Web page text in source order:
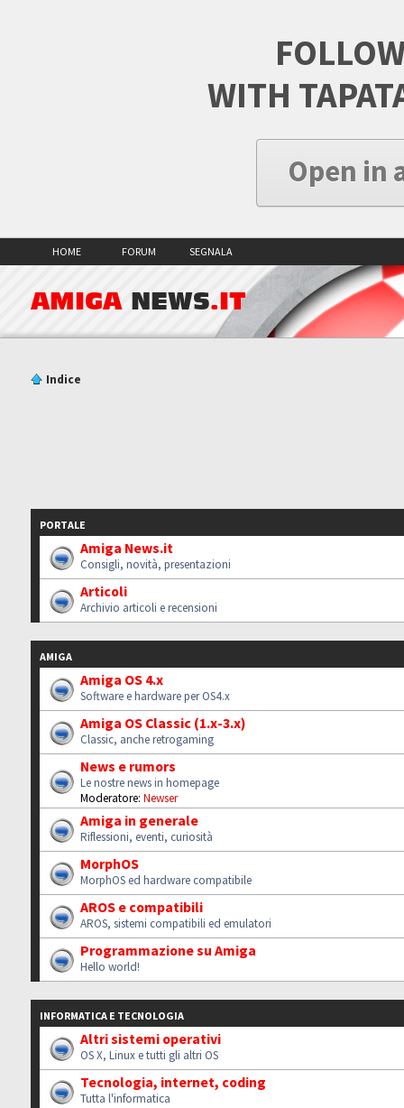
WITH
Open in
HOME FORUM SEGNALA
AMIGA NEWS.IT
Indice
PORTALE
Amiga News.it
Consigli, novità, presentazioni
Articoli
Archivio articoli e recensioni
AMIGA
Amiga OS 4.x
Software e hardware per OS4.x
Amiga OS Classic (1.x-3.x)
Classic, anche retrogaming
News e rumors
Le nostre news in homepage
Moderatore: Newser
Amiga in generale
Riflessioni, eventi, curiosità
MorphOS
MorphOS ed hardware compatibile
AROS e compatibili
AROS, sistemi compatibili ed emulatori
Programmazione su Amiga
Hello world!
INFORMATICA E TECNOLOGIA
Altri sistemi operativi
OS X, Linux e tutti gli altri OS
Tecnologia, internet, coding
Tutta l'informatica